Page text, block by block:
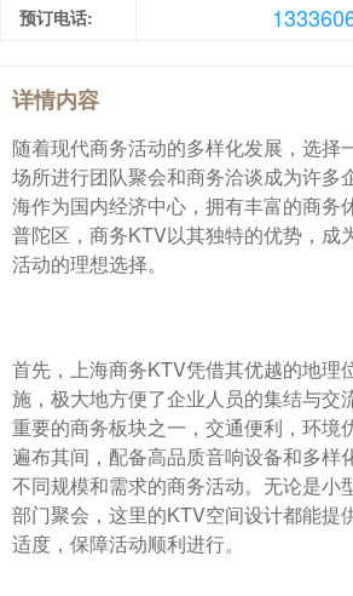
预订电话:
详情内容
随着现代商务活动的多样化发展，选择
场所进行团队聚会和商务洽谈成为许多
海作为国内经济中心，拥有丰富的商务
普陀区，商务KTV以其独特的优势，成
活动的理想选择。
首先，上海商务KTV凭借其优越的地理
施，极大地方便了企业人员的集结与交
重要的商务板块之一，交通便利，环境
遍布其间，配备高品质音响设备和多样
不同规模和需求的商务活动。无论是小
部门聚会，这里的KTV空间设计都能提
适度，保障活动顺利进行。